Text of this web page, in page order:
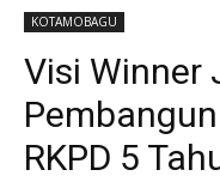
KOTAMOBAGU
Visi Winner
RKPD 5